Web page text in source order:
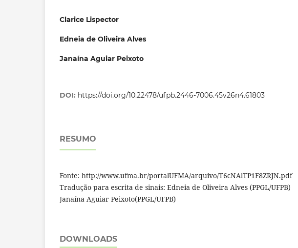
Clarice Lispector
Edneia de Oliveira Alves
Janaína Aguiar Peixoto
DOI: https://doi.org/10.22478/ufpb.2446-7006.45v26n4.61803
RESUMO
Fonte: http://www.ufma.br/portalUFMA/arquivo/T6cNAlTP1F8ZRJN.pdf
Tradução para escrita de sinais: Edneia de Oliveira Alves (PPGL/UFPB)
Janaína Aguiar Peixoto(PPGL/UFPB)
DOWNLOADS